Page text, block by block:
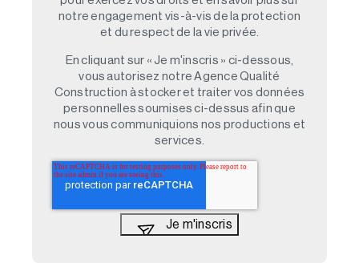
notre engagement vis-à-vis de la protection
et du respect de la vie privée.
En cliquant sur « Je m'inscris » ci-dessous,
vous autorisez notre Agence Qualité
Construction à stocker et traiter vos données
personnelles soumises ci-dessus afin que
nous vous communiquions nos productions et
services.